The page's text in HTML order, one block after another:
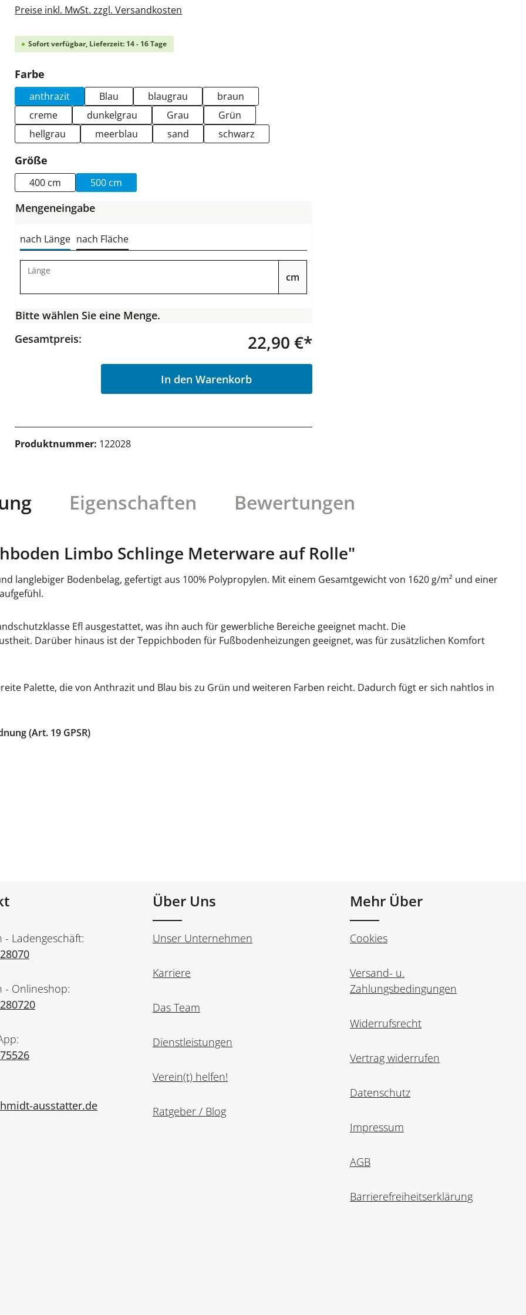
Preise inkl. MwSt. zzgl. Versandkosten
Sofort verfügbar, Lieferzeit: 14 - 16 Tage
Farbe
anthrazit Blau blaugrau
braun
creme
dunkelgrau Grau
Grün
hellgrau
meerblau sand schwarz
Größe
400 cm 500 cm
Mengeneingabe
nach Länge nach Fläche
Länge
cm
Bitte wählen Sie eine Menge.
Gesamtpreis:
22,90 €*
In den Warenkorb
Produktnummer: 122028
Eigenschaften Bewertungen
Limbo Schlinge Meterware auf Rolle"
langlebiger Bodenbelag, gefertigt aus 100% Polypropylen. Mit einem Gesamtgewicht von 1620 g/m² und einer
Efl ausgestattet, was ihn auch für gewerbliche Bereiche geeignet macht. Die
Darüber hinaus ist der Teppichboden für Fußbodenheizungen geeignet, was für zusätzlichen Komfort
Palette, die von Anthrazit und Blau bis zu Grün und weiteren Farben reicht. Dadurch fügt er sich nahtlos in
(Art. 19 GPSR)
- Ladengeschäft:
- Onlineshop:
ausstatter.de
Über Uns
Unser Unternehmen
Karriere
Das Team
Dienstleistungen
Verein(t) helfen!
Ratgeber / Blog
Mehr Über
Cookies
Versand- u.
Zahlungsbedingungen
Widerrufsrecht
Vertrag widerrufen
Datenschutz
Impressum
AGB
Barrierefreiheitserklärung